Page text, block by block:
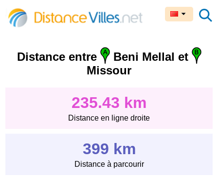
Distance entre
Beni Mellal et
Missour
235.43 km
Distance en ligne droite
399 km
Distance à parcourir